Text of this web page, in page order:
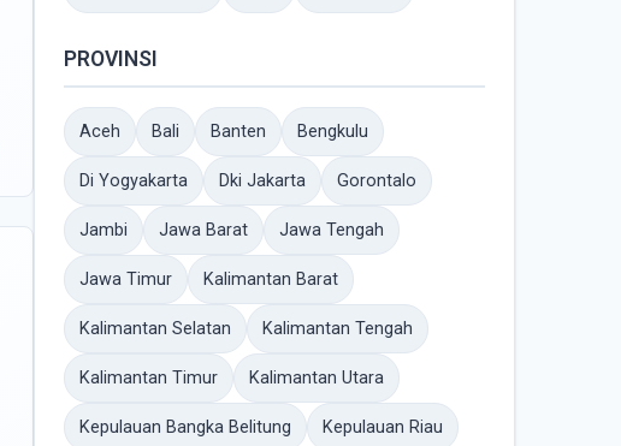
PROVINSI
Aceh Bali Banten Bengkulu
Di Yogyakarta Dki Jakarta Gorontalo
Jambi Jawa Barat Jawa Tengah
Jawa Timur Kalimantan Barat
Kalimantan Selatan Kalimantan Tengah
Kalimantan Timur Kalimantan Utara
Kepulauan Bangka Belitung Kepulauan Riau